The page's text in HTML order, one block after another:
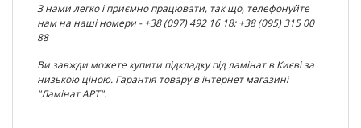
З нами легко і приємно працювати, так що, телефонуйте
нам на наші номери - +38 (097) 492 16 18; +38 (095) 315 00
88
Ви завжди можете купити підкладку під ламінат в Києві за
низькою ціною. Гарантія товару в інтернет магазині
"Ламінат АРТ".